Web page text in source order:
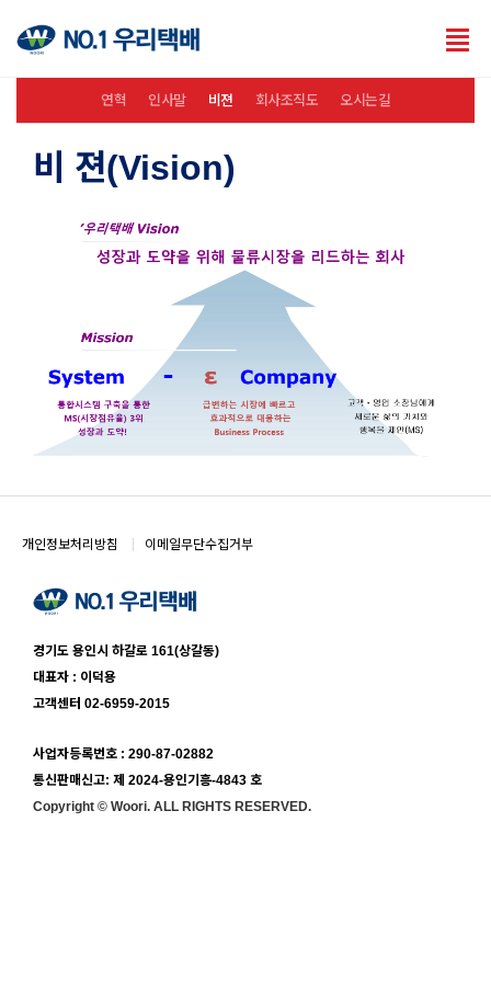
연혁 인사말 비젼 회사조직도 오시는길
비 젼(Vision)
개인정보처리방침 이메일무단수집거부
경기도 용인시 하갈로 161(상갈동)
대표자 : 이덕용
고객센터 02-6959-2015
사업자등록번호 : 290-87-02882
통신판매신고: 제 2024-용인기흥-4843 호
Copyright © Woori. ALL RIGHTS RESERVED.